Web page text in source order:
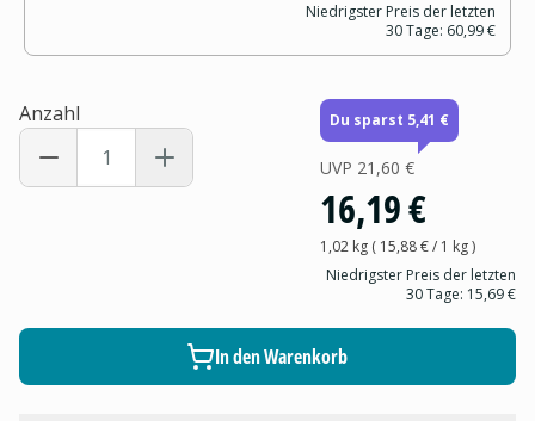
Niedrigster Preis der letzten
30 Tage: 60,99 €
Anzahl Du sparst 5,41 €
UVP 21,60 €
16,19 €
1,02 kg( 15,88 €/ 1 kg)
Niedrigster Preis der letzten
30 Tage: 15,69 €
In den Warenkorb